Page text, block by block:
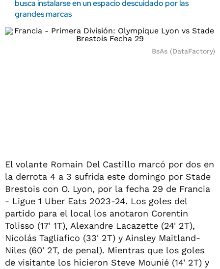
busca instalarse en un espacio descuidado por las
grandes marcas
BsAs (DataFactory)
El volante Romain Del Castillo marcó por dos en
la derrota 4 a 3 sufrida este domingo por Stade
Brestois con O. Lyon, por la fecha 29 de Francia
- Ligue 1 Uber Eats 2023-24. Los goles del
partido para el local los anotaron Corentin
Tolisso (17' 1T), Alexandre Lacazette (24' 2T),
Nicolás Tagliafico (33' 2T) y Ainsley Maitland-
Niles (60' 2T, de penal). Mientras que los goles
de visitante los hicieron Steve Mounié (14' 2T) y